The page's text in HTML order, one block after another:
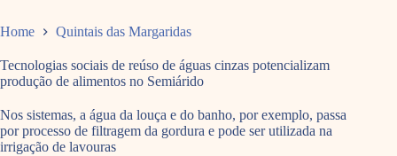
Home Quintais das Margaridas
Tecnologias sociais de reúso de águas cinzas potencializam
produção de alimentos no Semiárido
Nos sistemas, a água da louça e do banho, por exemplo, passa
por processo de filtragem da gordura e pode ser utilizada na
irrigação de lavouras